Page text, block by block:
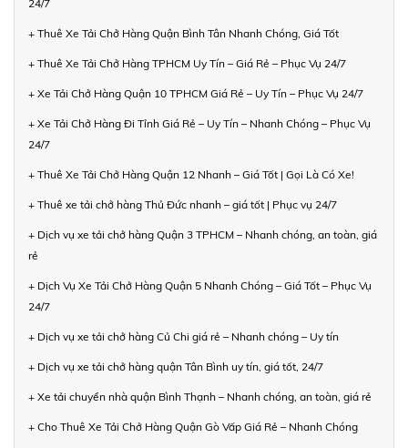
24/7
+ Thuê Xe Tải Chở Hàng Quận Bình Tân Nhanh Chóng, Giá Tốt
+ Thuê Xe Tải Chở Hàng TPHCM Uy Tín – Giá Rẻ – Phục Vụ 24/7
+ Xe Tải Chở Hàng Quận 10 TPHCM Giá Rẻ – Uy Tín – Phục Vụ 24/7
+ Xe Tải Chở Hàng Đi Tỉnh Giá Rẻ – Uy Tín – Nhanh Chóng – Phục Vụ
24/7
+ Thuê Xe Tải Chở Hàng Quận 12 Nhanh – Giá Tốt | Gọi Là Có Xe!
+ Thuê xe tải chở hàng Thủ Đức nhanh – giá tốt | Phục vụ 24/7
+ Dịch vụ xe tải chở hàng Quận 3 TPHCM – Nhanh chóng, an toàn, giá
rẻ
+ Dịch Vụ Xe Tải Chở Hàng Quận 5 Nhanh Chóng – Giá Tốt – Phục Vụ
24/7
+ Dịch vụ xe tải chở hàng Củ Chi giá rẻ – Nhanh chóng – Uy tín
+ Dịch vụ xe tải chở hàng quận Tân Bình uy tín, giá tốt, 24/7
+ Xe tải chuyển nhà quận Bình Thạnh – Nhanh chóng, an toàn, giá rẻ
+ Cho Thuê Xe Tải Chở Hàng Quận Gò Vấp Giá Rẻ – Nhanh Chóng